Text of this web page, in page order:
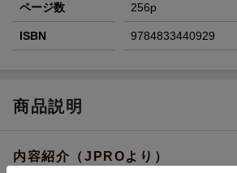
ページ数 256p
ISBN 9784833440929
商品説明
内容紹介（JPROより）